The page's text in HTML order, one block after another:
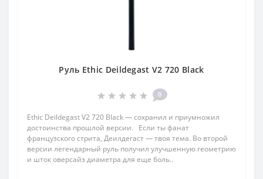
Руль Ethic Deildegast V2 720 Black
0
Ethic Deildegast V2 720 Black — сохранил и приумножил
достоинства прошлой версии. Если ты фанат
французского стрита, Деилдегаст — твоя тема. Во второй
версии легендарный руль получил улучшенную геометрию
и шток оверсайз диаметра для еще боль..